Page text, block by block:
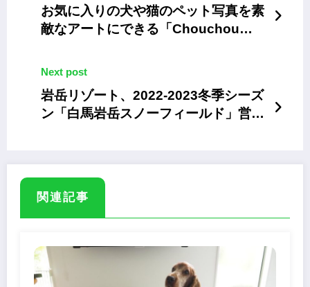
お気に入りの犬や猫のペット写真を素
敵なアートにできる「Chouchou
Next post
岩岳リゾート、2022-2023冬季シーズ
ン「白馬岩岳スノーフィールド」営業
関連記事